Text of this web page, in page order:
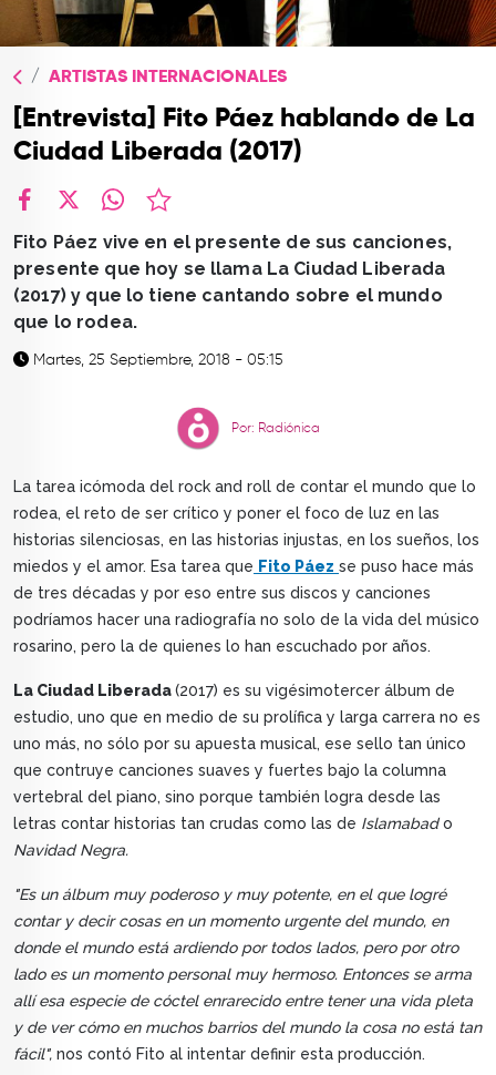
TOP
ARTISTAS INTERNACIONALES
[Entrevista] Fito Páez hablando de La
Ciudad Liberada (2017)
Fito Páez vive en el presente de sus canciones,
presente que hoy se llama La Ciudad Liberada
(2017) y que lo tiene cantando sobre el mundo
que lo rodea.
Martes, 25 Septiembre, 2018 - 05:15
Por: Radiónica
La tarea icómoda del rock and roll de contar el mundo que lo
rodea, el reto de ser crítico y poner el foco de luz en las
historias silenciosas, en las historias injustas, en los sueños, los
miedos y el amor. Esa tarea que Fito Páez se puso hace más
de tres décadas y por eso entre sus discos y canciones
podríamos hacer una radiografía no solo de la vida del músico
rosarino, pero la de quienes lo han escuchado por años.
La Ciudad Liberada(2017) es su vigésimotercer álbum de
estudio, uno que en medio de su prolífica y larga carrera no es
uno más, no sólo por su apuesta musical, ese sello tan único
que contruye canciones suaves y fuertes bajo la columna
vertebral del piano, sino porque también logra desde las
letras contar historias tan crudas como las de Islamabado
Navidad Negra.
"Es un álbum muy poderoso y muy potente, en el que logré
contar y decir cosas en un momento urgente del mundo, en
donde el mundo está ardiendo por todos lados, pero por otro
lado es un momento personal muy hermoso. Entonces se arma
allí esa especie de cóctel enrarecido entre tener una vida pleta
y de ver cómo en muchos barrios del mundo la cosa no está tan
fácil", nos contó Fito al intentar definir esta producción.